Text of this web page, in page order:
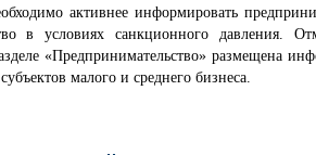
активнее информировать
в условиях санкционного давления.
«Предпринимательство» размещена
малого и среднего бизнеса.